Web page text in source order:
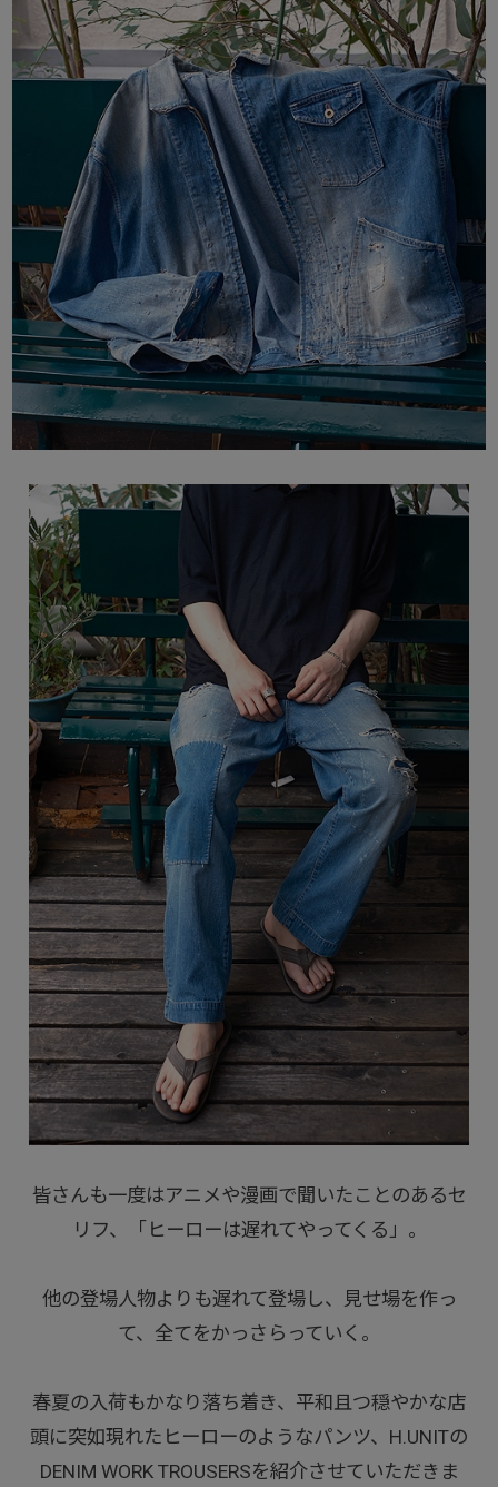
皆さんも一度はアニメや漫画で聞いたことのあるセ
リフ、「ヒーローは遅れてやってくる」。
他の登場人物よりも遅れて登場し、見せ場を作っ
て、全てをかっさらっていく。
春夏の入荷もかなり落ち着き、平和且つ穏やかな店
頭に突如現れたヒーローのようなパンツ、H.UNITの
DENIM WORK TROUSERSを紹介させていただきま